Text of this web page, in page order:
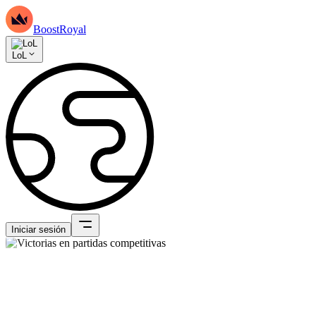
BoostRoyal
LoL
Iniciar sesión